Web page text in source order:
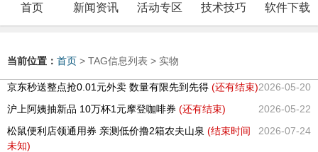
首页 新闻资讯 活动专区 技术技巧 软件下载
当前位置： 首页 > TAG信息列表 > 实物
2026-05-20
京东秒送整点抢0.01元外卖 数量有限先到先得 (还有结束)
2026-05-22
沪上阿姨抽新品 10万杯1元摩登咖啡券 (还有结束)
2026-07-24
松鼠便利店领通用券 亲测低价撸2箱农夫山泉 (结束时间
未知)